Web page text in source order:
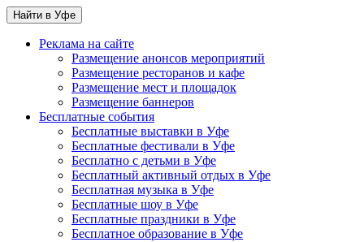
Найти в Уфе
Реклама на сайте
Размещение анонсов мероприятий
Размещение ресторанов и кафе
Размещение мест и площадок
Размещение баннеров
Бесплатные события
Бесплатные выставки в Уфе
Бесплатные фестивали в Уфе
Бесплатно с детьми в Уфе
Бесплатный активный отдых в Уфе
Бесплатная музыка в Уфе
Бесплатные шоу в Уфе
Бесплатные праздники в Уфе
Бесплатное образование в Уфе